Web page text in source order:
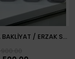
12 PARÇA BAKLİYAT / ERZAK SETİ